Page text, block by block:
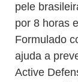
pele
por 8 horas
Formulado
ajuda a
Active